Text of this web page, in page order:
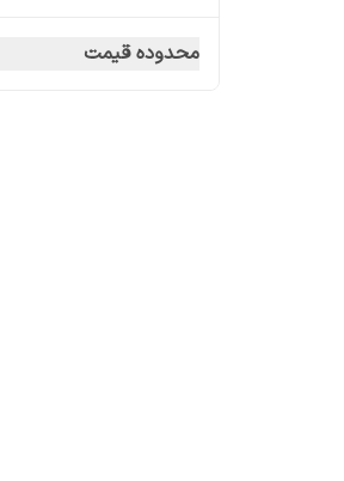
محدوده قیمت